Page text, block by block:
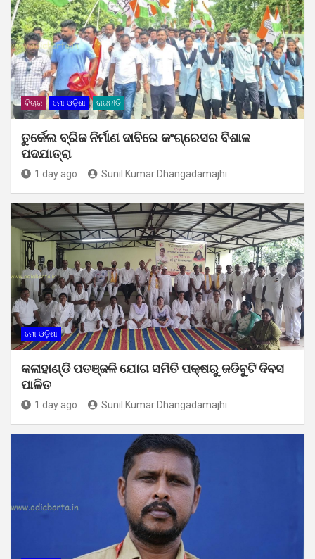
ବିଚାର ମୋ ଓଡ଼ିଶା ରାଜନୀତି
ତୁର୍କେଲ ବ୍ରିଜ ନିର୍ମାଣ ଦାବିରେ କଂଗ୍ରେସର ବିଶାଳ
ପଦଯାତ୍ରା
1 day ago Sunil Kumar Dhangadamajhi
ମୋ ଓଡ଼ିଶା
କଳାହାଣ୍ଡି ପତଞ୍ଜଳି ଯୋଗ ସମିତି ପକ୍ଷରୁ ଜଡିବୁଟି ଦିବସ
ପାଳିତ
1 day ago Sunil Kumar Dhangadamajhi